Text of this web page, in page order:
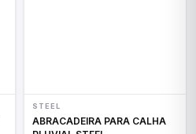
STEEL
ABRACADEIRA PARA CALHA